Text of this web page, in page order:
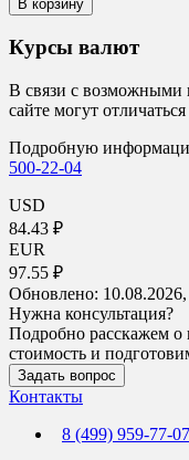
В корзину
Курсы валют
В связи с возможными
сайте могут
Подробную
500-22-04
USD
84.43 ₽
EUR
97.55 ₽
Обновлено: 10.08.2026,
Нужна консультация?
Подробно расскажем о
стоимость и
Задать вопрос
Контакты
8 (499) 959-77-07